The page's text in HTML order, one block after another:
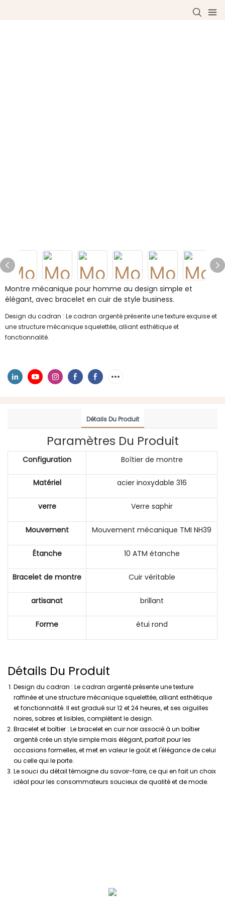
Montre mécanique pour homme au design simple et
élégant, avec bracelet en cuir de style business.
Design du cadran : Le cadran argenté présente une texture exquise et
une structure mécanique squelettée, alliant esthétique et
fonctionnalité.
Détails Du Produit
Paramètres Du Produit
Configuration Boîtier de montre
Matériel acier inoxydable 316
verre Verre saphir
Mouvement Mouvement mécanique TMI NH39
Étanche 10 ATM étanche
Bracelet de montre Cuir véritable
artisanat brillant
Forme étui rond
Détails Du Produit
Design du cadran : Le cadran argenté présente une texture
raffinée et une structure mécanique squelettée, alliant esthétique
et fonctionnalité. Il est gradué sur 12 et 24 heures, et ses aiguilles
noires, sobres et lisibles, complètent le design.
Bracelet et boîtier : Le bracelet en cuir noir associé à un boîtier
argenté crée un style simple mais élégant, parfait pour les
occasions formelles, et met en valeur le goût et l'élégance de celui
ou celle qui le porte.
Le souci du détail témoigne du savoir-faire, ce qui en fait un choix
idéal pour les consommateurs soucieux de qualité et de mode.